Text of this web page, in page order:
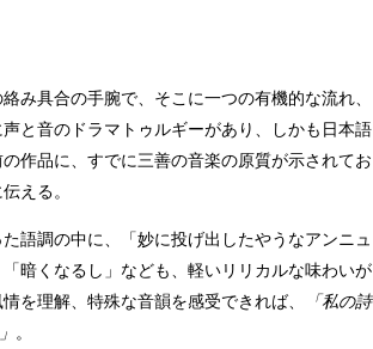
み具合の手腕で、そこに一つの有機的な流れ、
と音のドラマトゥルギーがあり、しかも日本語
作品に、すでに三善の音楽の原質が示されてお
える。
語調の中に、「妙に投げ出したやうなアンニュ
暗くなるし」なども、軽いリリカルな味わいが
を理解、特殊な音韻を感受できれば、
「私の詩
。